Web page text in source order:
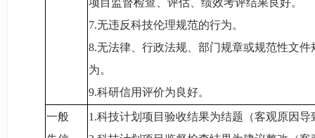
项目监督检查、评估、绩效考评结果良好。
7.无违反科技伦理规范的行为。
8.无法律、行政法规、部门规章或规范性文件
为。
9.科研信用评价为良好。
一般
1.科技计划项目验收结果为结题（客观原因导